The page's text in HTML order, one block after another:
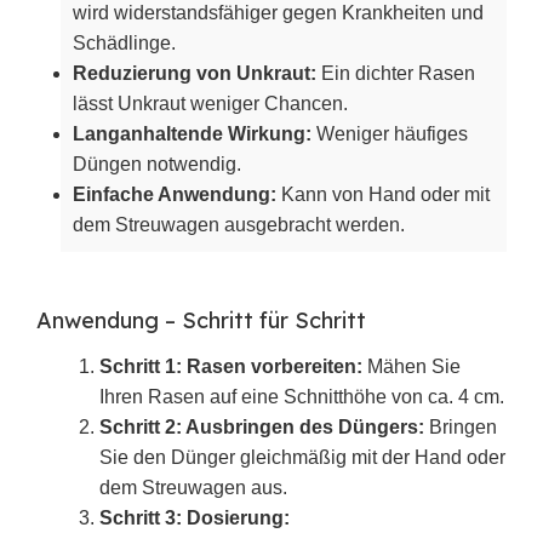
wird widerstandsfähiger gegen Krankheiten und
Schädlinge.
Reduzierung von Unkraut: Ein dichter Rasen
lässt Unkraut weniger Chancen.
Langanhaltende Wirkung: Weniger häufiges
Düngen notwendig.
Einfache Anwendung: Kann von Hand oder mit
dem Streuwagen ausgebracht werden.
Anwendung – Schritt für Schritt
Schritt 1: Rasen vorbereiten: Mähen Sie
Ihren Rasen auf eine Schnitthöhe von ca. 4 cm.
Schritt 2: Ausbringen des Düngers: Bringen
Sie den Dünger gleichmäßig mit der Hand oder
dem Streuwagen aus.
Schritt 3: Dosierung: